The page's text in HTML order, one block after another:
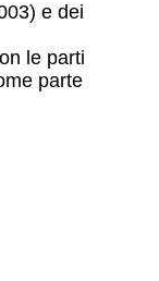
e dei
le parti
parte